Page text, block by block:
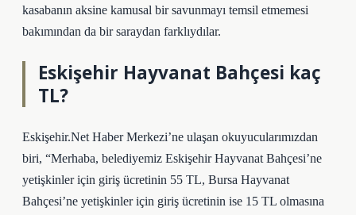
kasabanın aksine kamusal bir savunmayı temsil etmemesi
bakımından da bir saraydan farklıydılar.
Eskişehir Hayvanat Bahçesi kaç
TL?
Eskişehir.Net Haber Merkezi’ne ulaşan okuyucularımızdan
biri, “Merhaba, belediyemiz Eskişehir Hayvanat Bahçesi’ne
yetişkinler için giriş ücretinin 55 TL, Bursa Hayvanat
Bahçesi’ne yetişkinler için giriş ücretinin ise 15 TL olmasına